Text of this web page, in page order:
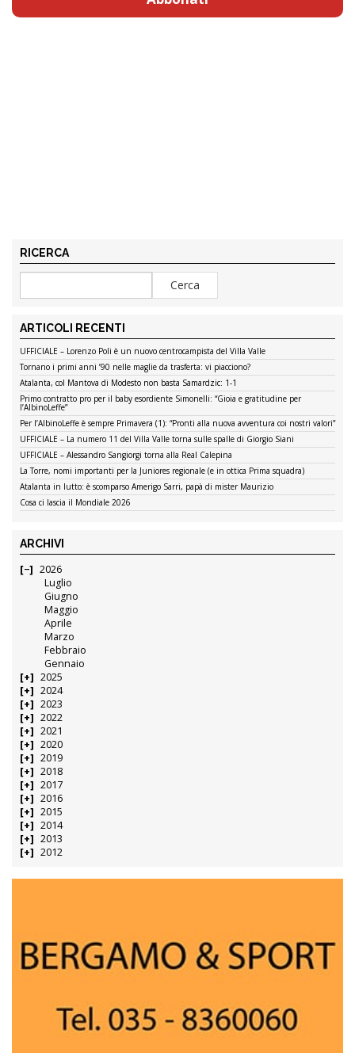
RICERCA
ARTICOLI RECENTI
UFFICIALE – Lorenzo Poli è un nuovo centrocampista del Villa Valle
Tornano i primi anni ’90 nelle maglie da trasferta: vi piacciono?
Atalanta, col Mantova di Modesto non basta Samardzic: 1-1
Primo contratto pro per il baby esordiente Simonelli: “Gioia e gratitudine per
l’AlbinoLeffe”
Per l’AlbinoLeffe è sempre Primavera (1): “Pronti alla nuova avventura coi nostri valori”
UFFICIALE – La numero 11 del Villa Valle torna sulle spalle di Giorgio Siani
UFFICIALE – Alessandro Sangiorgi torna alla Real Calepina
La Torre, nomi importanti per la Juniores regionale (e in ottica Prima squadra)
Atalanta in lutto: è scomparso Amerigo Sarri, papà di mister Maurizio
Cosa ci lascia il Mondiale 2026
ARCHIVI
2026
Luglio
Giugno
Maggio
Aprile
Marzo
Febbraio
Gennaio
2025
2024
2023
2022
2021
2020
2019
2018
2017
2016
2015
2014
2013
2012